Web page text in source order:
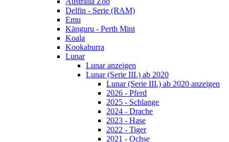
Delfin - Serie (RAM)
Emu
Känguru - Perth Mint
Koala
Kookaburra
Lunar
Lunar anzeigen
Lunar (Serie III.) ab 2020
Lunar (Serie III.) ab 2020 anzeigen
2026 - Pferd
2025 - Schlange
2024 - Drache
2023 - Hase
2022 - Tiger
2021 - Ochse